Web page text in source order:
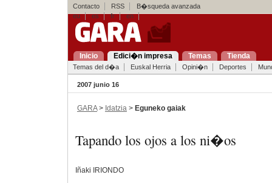
Contacto RSS
B�squeda avanzada
eu
es fr en
Inicio Edici�n impresa Temas Tienda
Temas del d�a Euskal Herria Opini�n Deportes
2007 junio 16
GARA> Idatzia > Eguneko gaiak
Tapando los ojos a los ni�os
Iñaki IRIONDO